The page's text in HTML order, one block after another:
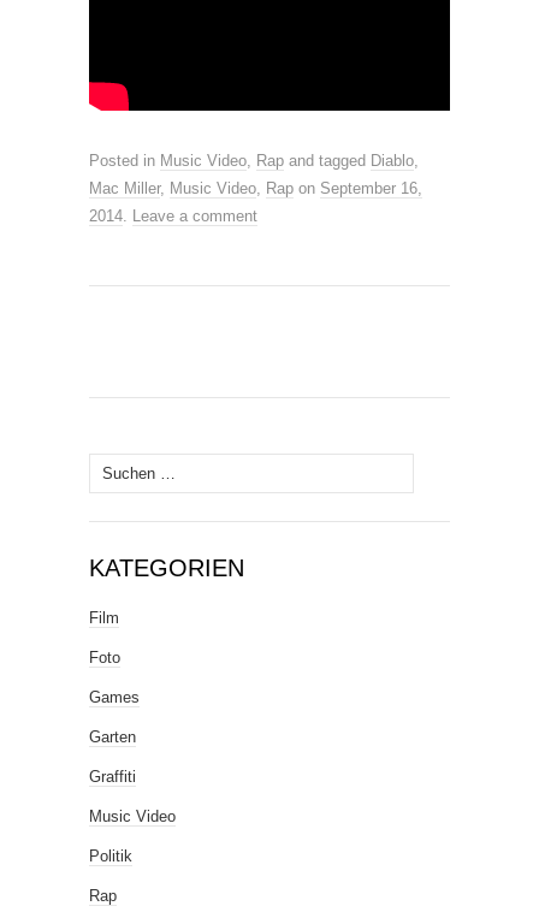
Posted in Music Video, Rap and tagged Diablo,
Mac Miller, Music Video, Rap on September 16,
2014. Leave a comment
Suche
nach:
KATEGORIEN
Film
Foto
Games
Garten
Graffiti
Music Video
Politik
Rap